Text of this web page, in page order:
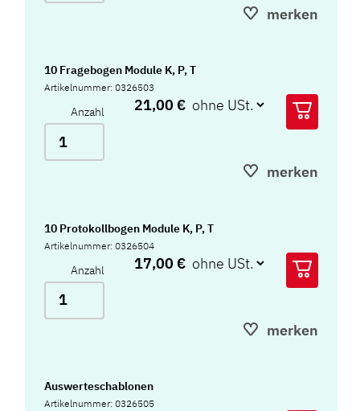
merken
10 Fragebogen Module K, P, T
Artikelnummer: 0326503
Anzahl 21,00 €
merken
10 Protokollbogen Module K, P, T
Artikelnummer: 0326504
Anzahl 17,00 €
merken
Auswerteschablonen
Artikelnummer: 0326505